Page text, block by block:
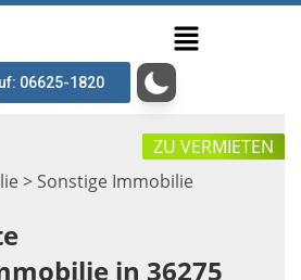
06625-1820
> Sonstige Immobilie
ZU VERMIETEN
in 36275